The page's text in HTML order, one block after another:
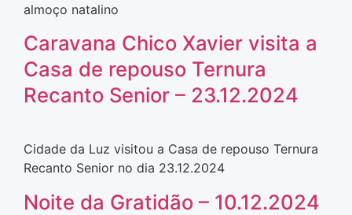
almoço natalino
Caravana Chico Xavier visita a
Casa de repouso Ternura
Recanto Senior – 23.12.2024
Cidade da Luz visitou a Casa de repouso Ternura
Recanto Senior no dia 23.12.2024
Noite da Gratidão – 10.12.2024